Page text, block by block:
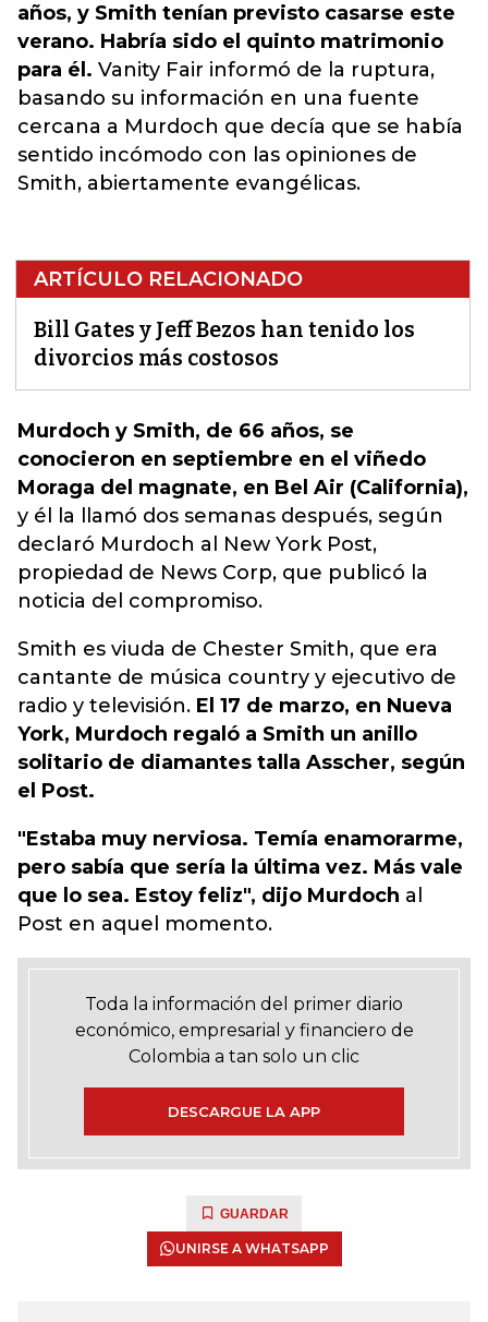
años, y Smith tenían previsto casarse este
verano. Habría sido el quinto matrimonio
para él. Vanity Fair informó de la ruptura,
basando su información en una fuente
cercana a Murdoch que decía que se había
sentido incómodo con las opiniones de
Smith, abiertamente evangélicas.
ARTÍCULO RELACIONADO
Bill Gates y Jeff Bezos han tenido los
divorcios más costosos
Murdoch y Smith, de 66 años, se
conocieron en septiembre en el viñedo
Moraga del magnate, en Bel Air (California),
y él la llamó dos semanas después, según
declaró Murdoch al New York Post,
propiedad de News Corp, que publicó la
noticia del compromiso.
Smith es viuda de Chester Smith, que era
cantante de música country y ejecutivo de
radio y televisión. El 17 de marzo, en Nueva
York, Murdoch regaló a Smith un anillo
solitario de diamantes talla Asscher, según
el Post.
"Estaba muy nerviosa. Temía enamorarme,
pero sabía que sería la última vez. Más vale
que lo sea. Estoy feliz", dijo Murdoch al
Post en aquel momento.
Toda la información del primer diario
económico, empresarial y financiero de
Colombia a tan solo un clic
DESCARGUE LA APP
GUARDAR
UNIRSE A WHATSAPP